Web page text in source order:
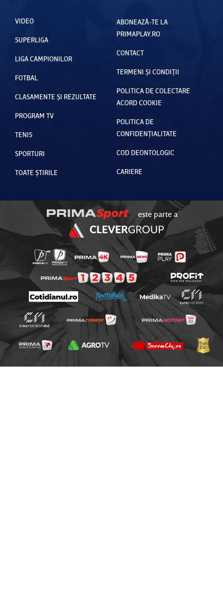
VIDEO
SUPERLIGA
LIGA CAMPIONILOR
FOTBAL
CLASAMENTE ȘI REZULTATE
PROGRAM TV
TENIS
SPORTURI
TOATE ȘTIRILE
ABONEAZĂ-TE LA
PRIMAPLAY.RO
CONTACT
TERMENI ȘI CONDIȚII
POLITICA DE COLECTARE
ACORD COOKIE
POLITICA DE
CONFIDENȚIALITATE
COD DEONTOLOGIC
CARIERE
este parte a